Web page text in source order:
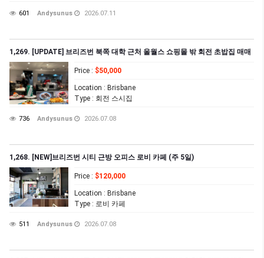
601 Andysunus 2026.07.11
1,269. [UPDATE] 브리즈번 북쪽 대학 근처 울월스 쇼핑몰 밖 회전 초밥집 매매
Price : $50,000
Location : Brisbane
Type : 회전 스시집
736 Andysunus 2026.07.08
1,268. [NEW]브리즈번 시티 근방 오피스 로비 카페 (주 5일)
Price : $120,000
Location : Brisbane
Type : 로비 카페
511 Andysunus 2026.07.08